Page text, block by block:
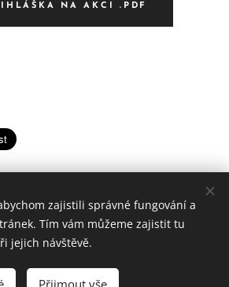
NA AKCI .PDF
shetlandských pony, z. s.
web: schshpcr@seznam.cz
zajistili správné fungování a
Tím vám můžeme zajistit tu
jejich návštěvě.
Přijmout vše